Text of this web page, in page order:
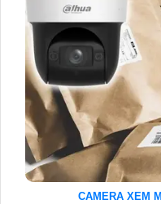
CAMERA XEM